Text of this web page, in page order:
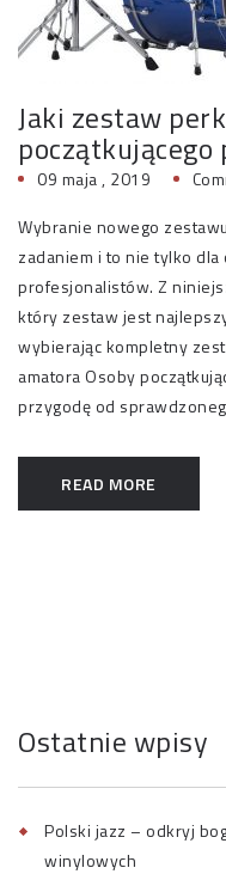
Jaki zestaw
09 maja , 2019
Wybranie nowego
zadaniem i to nie tylko
profesjonalistów. Z
który zestaw jest
wybierając kompletny
amatora Osoby
przygodę od
READ MORE
Ostatnie wpisy
Polski jazz – odkryj
winylowych